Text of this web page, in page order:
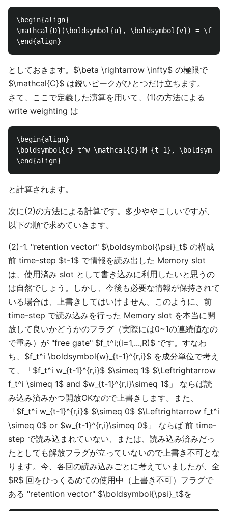
\begin{align}
\mathcal{D}(\boldsymbol{u}, \boldsymbol{v}) =
としておきます。$\beta \rightarrow \infty$ の極限で
$\mathcal{C}$ は鋭いピークがひとつだけ立ちます。
さて、ここで定義した演算を用いて、(1)の方法による
write weighting は
\begin{align}
\boldsymbol{c}_t^w=\mathcal{C}(M_{t-1},
と計算されます。
次に(2)の方法による計算です。多少ややこしいですが、
以下の順で求めていきます。
(2)-1. "retention vector" $\boldsymbol{\psi}_t$ の構成
前 time-step $t-1$ で情報を読み出した Memory slot
は、使用済み slot として書き込みに利用したいと思うの
は自然でしょう。しかし、今後も必要な情報が保持されて
いる場合は、上書きしてはいけません。このように、前
time-step で読み込みを行った Memory slot を本当に開
放して良いかどうかのフラグ（実際には0~1の連続値なの
で重み）が "free gate" $f_t^i;(i=1,...,R)$ です。すなわ
ち、$f_t^i \boldsymbol{w}_{t-1}^{r,i}$ を成分単位で考え
て、「$f_t^i w_{t-1}^{r,i}$ $\simeq 1$ $\Leftrightarrow
f_t^i \simeq 1$ and $w_{t-1}^{r,i}\simeq 1$」 ならば読
み込み済みかつ開放OKなので上書きします。また、
「$f_t^i w_{t-1}^{r,i}$ $\simeq 0$ $\Leftrightarrow f_t^i
\simeq 0$ or $w_{t-1}^{r,i}\simeq 0$」 ならば 前 time-
step で読み込まれていない、または、読み込み済みだっ
たとしても解放フラグが立っていないので上書き不可とな
ります。今、各回の読み込みごとに考えていましたが、全
$R$ 回をひっくるめての使用中（上書き不可）フラグで
ある "retention vector" $\boldsymbol{\psi}_t$を